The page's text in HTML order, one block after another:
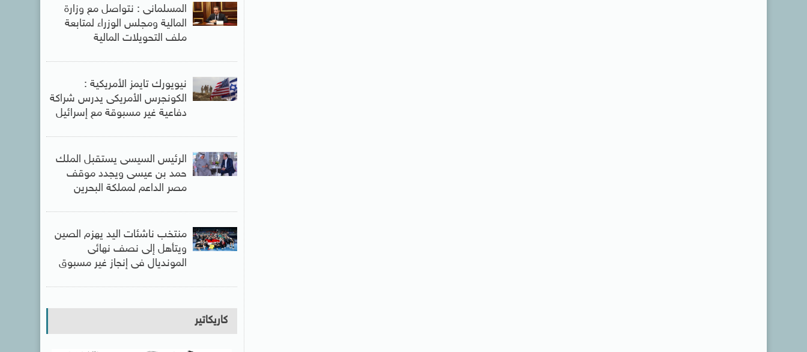
المسلمانى : نتواصل مع وزارة
المالية ومجلس الوزراء لمتابعة
ملف التحويلات المالية
نيويورك تايمز الأمريكية :
الكونجرس الأمريكى يدرس شراكة
دفاعية غير مسبوقة مع إسرائيل
الرئيس السيسى يستقبل الملك
حمد بن عيسى ويجدد موقف
مصر الداعم لمملكة البحرين
منتخب ناشئات اليد يهزم الصين
ويتأهل إلى نصف نهائى
المونديال فى إنجاز غير مسبوق
كاريكاتير